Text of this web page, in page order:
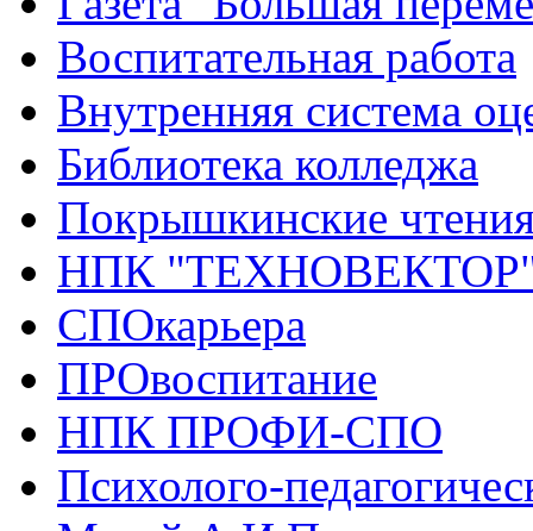
Воспитательная работа
Внутренняя система
Библиотека колледжа
Покрышкинские
НПК
СПОкарьера
ПРОвоспитание
НПК ПРОФИ-СПО
Психолого-